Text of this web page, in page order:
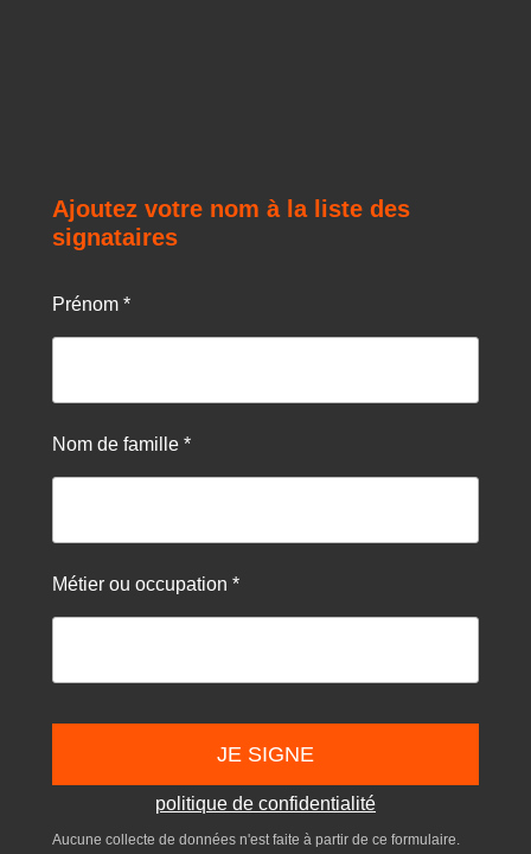
Ajoutez votre nom à la liste des
signataires
Prénom *
Nom de famille *
Métier ou occupation *
JE SIGNE
politique de confidentialité
Aucune collecte de données n'est faite à partir de ce formulaire.